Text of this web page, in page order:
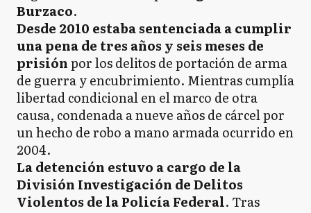
Burzaco.
Desde 2010 estaba sentenciada a cumplir
una pena de tres años y seis meses de
prisiónpor los delitos de portación de arma
de guerra y encubrimiento. Mientras cumplía
libertad condicional en el marco de otra
causa, condenada a nueve años de cárcel por
un hecho de robo a mano armada ocurrido en
2004.
La detención estuvo a cargo de la
División Investigación de Delitos
Violentos de la Policía Federal. Tras